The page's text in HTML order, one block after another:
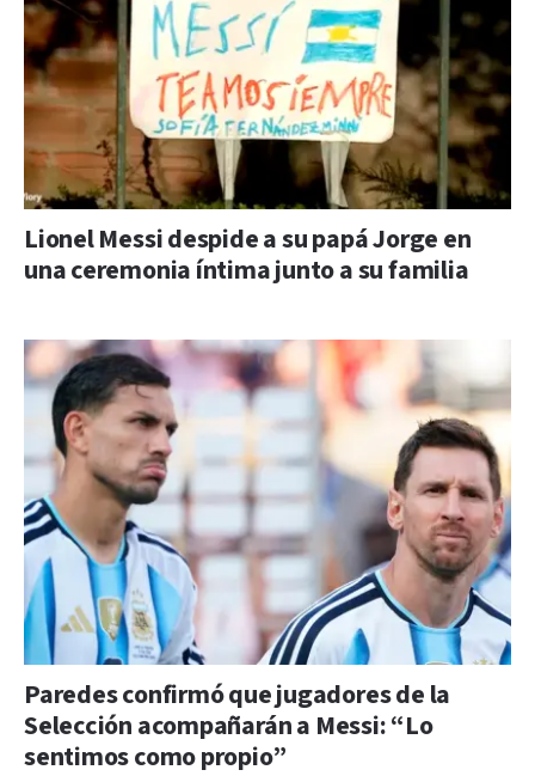
Lionel Messi despide a su papá Jorge en
una ceremonia íntima junto a su familia
Paredes confirmó que jugadores de la
Selección acompañarán a Messi: “Lo
sentimos como propio”